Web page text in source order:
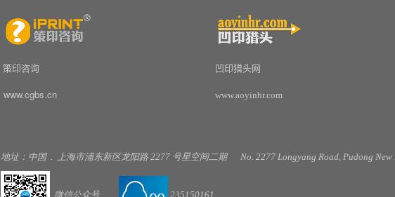
策印咨询 凹印猎头网
www.cgbs.cn www.aoyinhr.com
地址：中国 . 上海市浦东新区龙阳路 2277 号星空间二期 No. 2277 Longyang Road, Pudong
微信公众号 235150161